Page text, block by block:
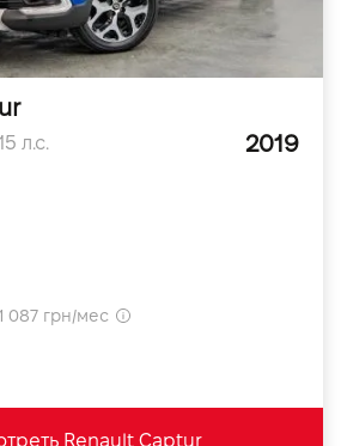
л.с. 2019
087 грн/мес
Renault Captur